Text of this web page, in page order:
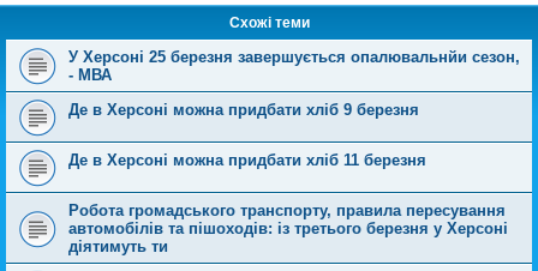
Схожі теми
У Херсоні 25 березня завершується опалювальнйи сезон,
- МВА
Де в Херсоні можна придбати хліб 9 березня
Де в Херсоні можна придбати хліб 11 березня
Робота громадського транспорту, правила пересування
автомобілів та пішоходів: із третього березня у Херсоні
діятимуть ти